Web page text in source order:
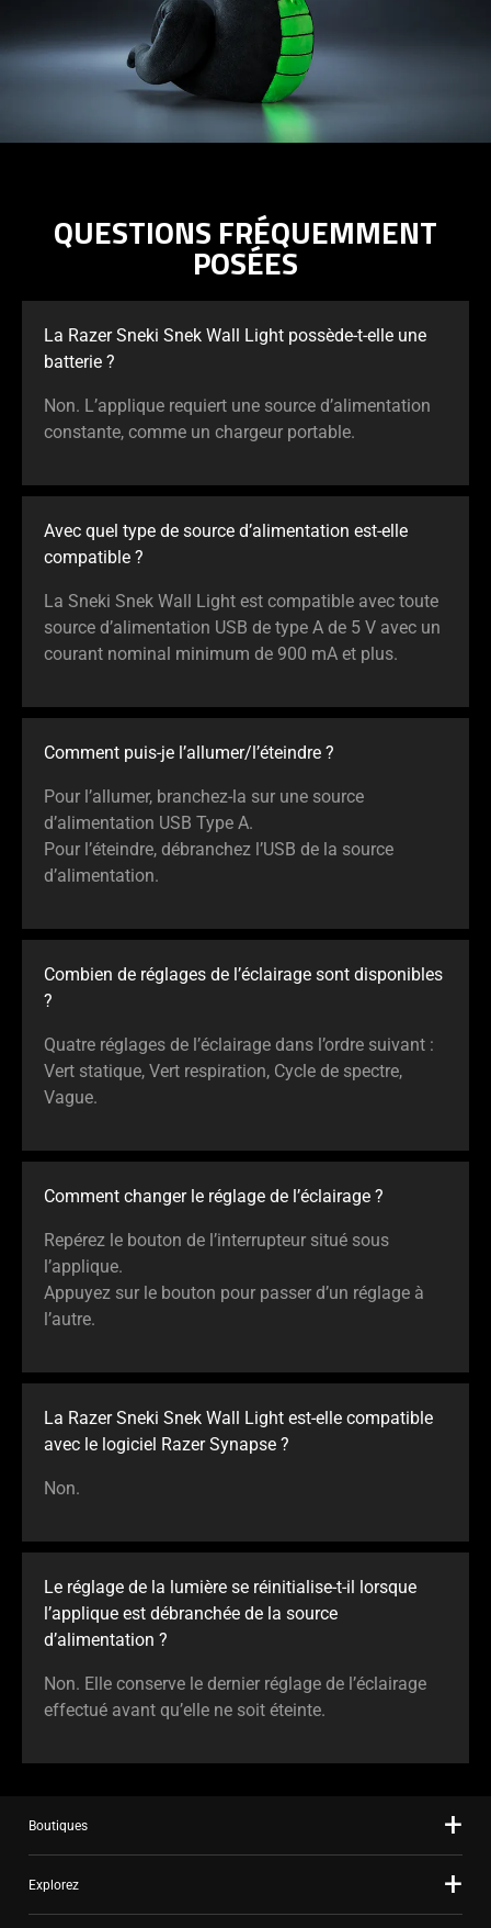
QUESTIONS FRÉQUEMMENT
POSÉES
La Razer Sneki Snek Wall Light possède-t-elle une
batterie ?
Non. L’applique requiert une source d’alimentation
constante, comme un chargeur portable.
Avec quel type de source d’alimentation est-elle
compatible ?
La Sneki Snek Wall Light est compatible avec toute
source d’alimentation USB de type A de 5 V avec un
courant nominal minimum de 900 mA et plus.
Comment puis-je l’allumer/l’éteindre ?
Pour l’allumer, branchez-la sur une source
d’alimentation USB Type A.
Pour l’éteindre, débranchez l’USB de la source
d’alimentation.
Combien de réglages de l’éclairage sont disponibles
?
Quatre réglages de l’éclairage dans l’ordre suivant :
Vert statique, Vert respiration, Cycle de spectre,
Vague.
Comment changer le réglage de l’éclairage ?
Repérez le bouton de l’interrupteur situé sous
l’applique.
Appuyez sur le bouton pour passer d’un réglage à
l’autre.
La Razer Sneki Snek Wall Light est-elle compatible
avec le logiciel Razer Synapse ?
Non.
Le réglage de la lumière se réinitialise-t-il lorsque
l’applique est débranchée de la source
d’alimentation ?
Non. Elle conserve le dernier réglage de l’éclairage
effectué avant qu’elle ne soit éteinte.
Boutiques
Explorez